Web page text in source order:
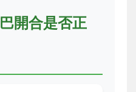
開合是否正